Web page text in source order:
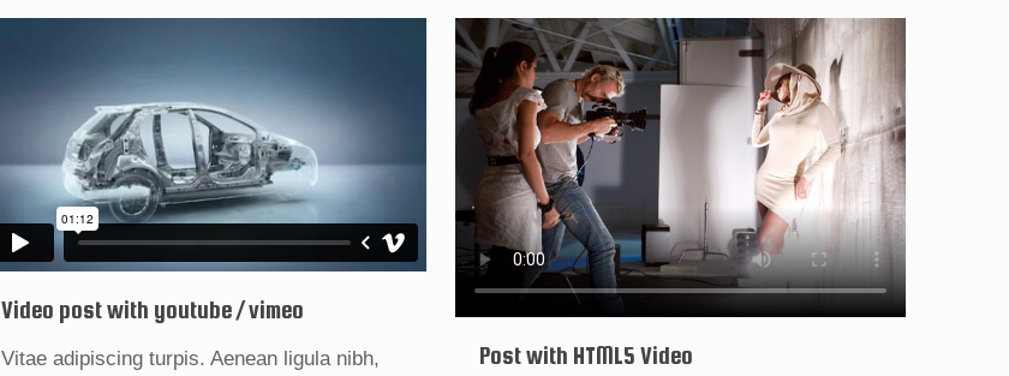
Video post with youtube / vimeo
Vitae adipiscing turpis. Aenean ligula nibh,
Post with HTML5 Video